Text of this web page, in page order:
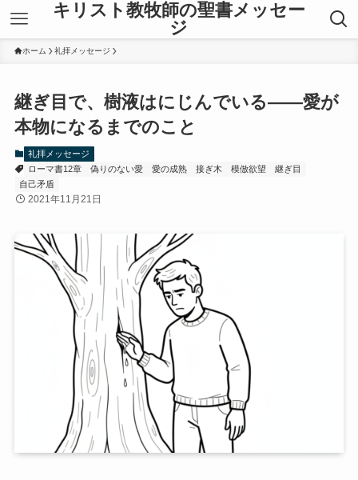
キリスト教牧師の聖書メッセー
ジ
ホーム 礼拝メッセージ
継ぎ目で、樹液はにじんでいる——愛が
本物になるまでのこと
礼拝メッセージ
ローマ書12章
偽りのない愛 愛の成熟 接ぎ木 模倣欲望
継ぎ目
自己矛盾
2021年11月21日